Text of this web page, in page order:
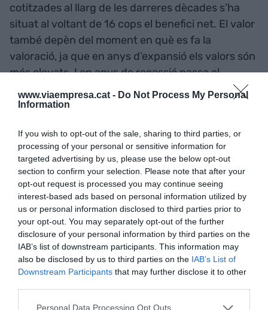
www.viaempresa.cat - Do Not Process My Personal
Information
If you wish to opt-out of the sale, sharing to third parties, or
processing of your personal or sensitive information for
targeted advertising by us, please use the below opt-out
section to confirm your selection. Please note that after your
opt-out request is processed you may continue seeing
interest-based ads based on personal information utilized by
us or personal information disclosed to third parties prior to
your opt-out. You may separately opt-out of the further
disclosure of your personal information by third parties on the
IAB’s list of downstream participants. This information may
also be disclosed by us to third parties on the IAB’s List of
Downstream Participants that may further disclose it to other
Personal Data Processing Opt Outs
cotitzades al llarg de les darreres dècades s’ha
situat al voltant de 16 cops el benefici net. El valor
també depèn del moment en què es fa la
valoració, ja que en anys d’expansió els valors són
més elevats. I en anys de recessió passa el
contrari.
"Com diu Buffet: Els factors
determinants en una
valoració són la capacitat de
guanyar diners i el valor dels
actius"
Resumint, el balanç i el darrer benefici ens poden
ajudar a fer una primera estimació del valor d’una